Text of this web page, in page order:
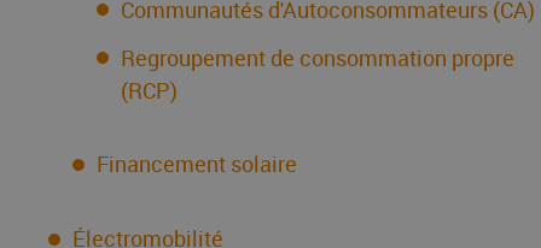
Communautés d'Autoconsommateurs (CA)
Regroupement de consommation propre
(RCP)
Financement solaire
Électromobilité